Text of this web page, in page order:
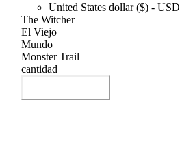
United States dollar ($) - USD
The Witcher
El Viejo
Mundo
Monster Trail
cantidad